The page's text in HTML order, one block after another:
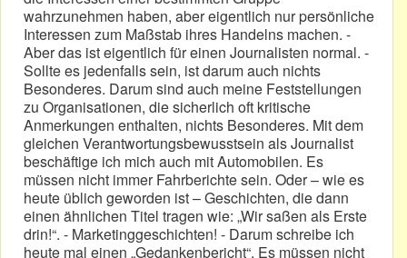
wahrzunehmen haben, aber eigentlich nur persönliche
Interessen zum Maßstab ihres Handelns machen. -
Aber das ist eigentlich für einen Journalisten normal. -
Sollte es jedenfalls sein, ist darum auch nichts
Besonderes. Darum sind auch meine Feststellungen
zu Organisationen, die sicherlich oft kritische
Anmerkungen enthalten, nichts Besonderes. Mit dem
gleichen Verantwortungsbewusstsein als Journalist
beschäftige ich mich auch mit Automobilen. Es
müssen nicht immer Fahrberichte sein. Oder – wie es
heute üblich geworden ist – Geschichten, die dann
einen ähnlichen Titel tragen wie: „Wir saßen als Erste
drin!“. - Marketinggeschichten! - Darum schreibe ich
heute mal einen „Gedankenbericht“. Es müssen nicht